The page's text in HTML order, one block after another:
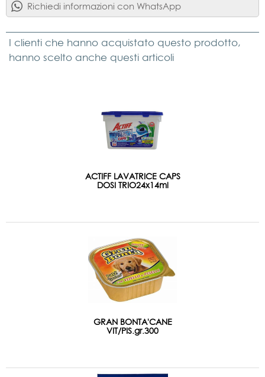
Richiedi informazioni con WhatsApp
I clienti che hanno acquistato questo prodotto,
hanno scelto anche questi articoli
ACTIFF LAVATRICE CAPS
DOSI TRIO24x14ml
GRAN BONTA'CANE
VIT/PIS.gr.300